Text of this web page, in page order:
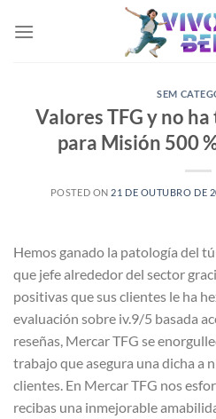
SEM
Valores TFG y no
para Misión 500
POSTED ON 21 DE OUTUBRO DE
Hemos ganado la patologí­a del
que jefe alrededor del sector
positivas que sus clientes le ha
evaluación sobre iv.9/5 basada
reseñas, Mercar TFG se
trabajo que asegura una dicha a
clientes. En Mercar TFG nos
recibas una inmejorable